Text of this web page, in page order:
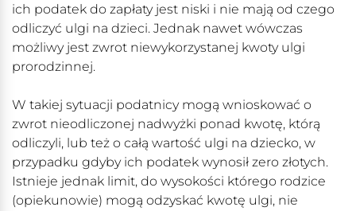
ich podatek do zapłaty jest niski i nie mają od czego
odliczyć ulgi na dzieci. Jednak nawet wówczas
możliwy jest zwrot niewykorzystanej kwoty ulgi
prorodzinnej.
W takiej sytuacji podatnicy mogą wnioskować o
zwrot nieodliczonej nadwyżki ponad kwotę, którą
odliczyli, lub też o całą wartość ulgi na dziecko, w
przypadku gdyby ich podatek wynosił zero złotych.
Istnieje jednak limit, do wysokości którego rodzice
(opiekunowie) mogą odzyskać kwotę ulgi, nie